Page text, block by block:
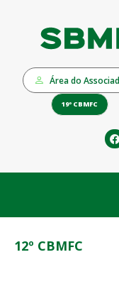
Área do
19º CBMFC
12º CBMFC